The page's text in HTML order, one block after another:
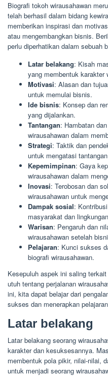
Biografi tokoh wirausahawan
telah berhasil dalam bidang
memberikan inspirasi dan
atau mengembangkan bisnis.
perlu diperhatikan dalam sebuah
Latar belakang: Kisah
yang membentuk karakter
Motivasi: Alasan dan
untuk memulai bisnis.
Ide bisnis: Konsep dan
yang dijalankan.
Tantangan: Hambatan
wirausahawan dalam
Strategi: Taktik dan
untuk mengatasi
Kepemimpinan: Gaya
wirausahawan dalam
Inovasi: Terobosan dan
wirausahawan untuk
Dampak sosial:
masyarakat dan
Warisan: Pengaruh dan
wirausahawan setelah
Pelajaran: Kunci sukses
biografi wirausahawan.
Kesepuluh aspek ini saling
utuh tentang perjalanan
ini, kita dapat belajar dari
sukses dan menerapkan
Latar belakang
Latar belakang seorang
karakter dan kesuksesannya.
membentuk pola pikir, nilai-nilai,
untuk menjadi seorang